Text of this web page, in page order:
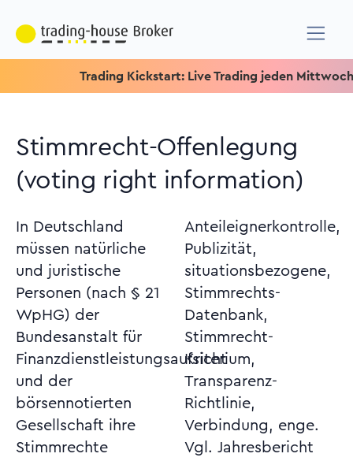
Trading Kickstart: Live Trading jeden Mittwoch um
Stimmrecht-Offenlegung
(voting right information)
In Deutschland
müssen natürliche
und juristische
Personen (nach § 21
WpHG) der
Bundesanstalt für
Finanzdienstleistungsaufsicht
und der
börsennotierten
Gesellschaft ihre
Stimmrechte
Anteileignerkontrolle,
Publizität,
situationsbezogene,
Stimmrechts-
Datenbank,
Stimmrecht-
Kriterium,
Transparenz-
Richtlinie,
Verbindung, enge.
Vgl. Jahresbericht